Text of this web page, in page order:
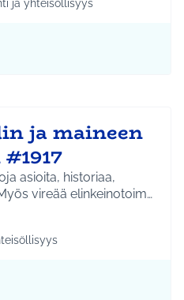
Koko Tuusula
teeman mukaan: Hyvinvointi ja
ja yhteisöllisyys
ja maineen
asioita, historiaa,
vireää elinkeinotoim…
Jokela
mukaan: Hyvinvointi ja